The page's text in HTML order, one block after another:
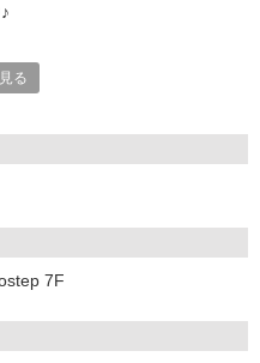
お電話でご連絡します。
張面接・事務所面接と選べま
OKです！
る
7F